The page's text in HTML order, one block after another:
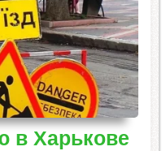
в Харькове